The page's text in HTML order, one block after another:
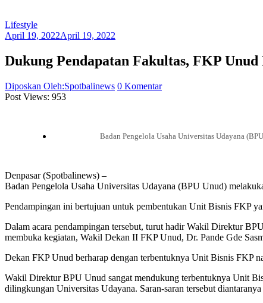
Lifestyle
April 19, 2022April 19, 2022
Dukung Pendapatan Fakultas, FKP
Diposkan Oleh:Spotbalinews 0 Komentar
Post Views: 953
Badan Pengelola Usaha Universitas Udayana
Denpasar (Spotbalinews) –
Badan Pengelola Usaha Universitas Udayana (BPU Unud)
Pendampingan ini bertujuan untuk pembentukan Unit Bisnis FKP
Dalam acara pendampingan tersebut, turut hadir Wakil Direktur
membuka kegiatan, Wakil Dekan II FKP Unud, Dr. Pande Gde
Dekan FKP Unud berharap dengan terbentuknya Unit Bisnis FKP
Wakil Direktur BPU Unud sangat mendukung terbentuknya Unit
dilingkungan Universitas Udayana. Saran-saran tersebut